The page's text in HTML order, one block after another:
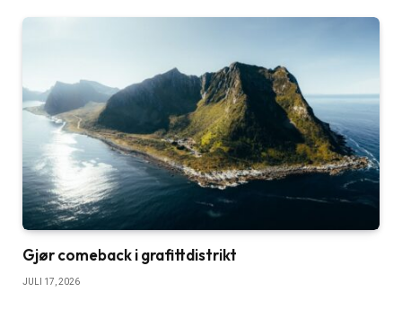
Gjør comeback i grafittdistrikt
JULI 17, 2026